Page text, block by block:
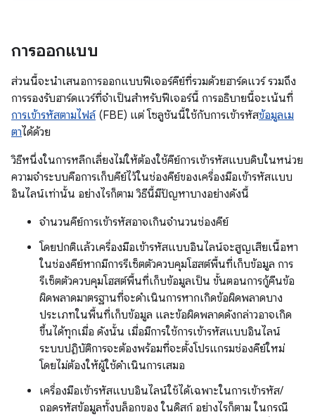
การออกแบบ
ส่วนนี้จะนำเสนอการออกแบบฟีเจอร์คีย์ที่รวมด้วยฮาร์ดแวร์ รวมถึง
การรองรับฮาร์ดแวร์ที่จำเป็นสำหรับฟีเจอร์นี้ การอธิบายนี้จะเน้นที่
การเข้ารหัสตามไฟล์(FBE) แต่ โซลูชันนี้ใช้กับการเข้ารหัสข้อมูลเม
ตาได้ด้วย
วิธีหนึ่งในการหลีกเลี่ยงไม่ให้ต้องใช้คีย์การเข้ารหัสแบบดิบในหน่วย
ความจำระบบคือการเก็บคีย์ไว้ในช่องคีย์ของเครื่องมือเข้ารหัสแบบ
อินไลน์เท่านั้น อย่างไรก็ตาม วิธีนี้มีปัญหาบางอย่างดังนี้
จำนวนคีย์การเข้ารหัสอาจเกินจำนวนช่องคีย์
โดยปกติแล้วเครื่องมือเข้ารหัสแบบอินไลน์จะสูญเสียเนื้อหา
ในช่องคีย์หากมีการรีเซ็ตตัวควบคุมโฮสต์พื้นที่เก็บข้อมูล การ
รีเซ็ตตัวควบคุมโฮสต์พื้นที่เก็บข้อมูลเป็น ขั้นตอนการกู้คืนข้อ
ผิดพลาดมาตรฐานที่จะดำเนินการหากเกิดข้อผิดพลาดบาง
ประเภทในพื้นที่เก็บข้อมูล และข้อผิดพลาดดังกล่าวอาจเกิด
ขึ้นได้ทุกเมื่อ ดังนั้น เมื่อมีการใช้การเข้ารหัสแบบอินไลน์
ระบบปฏิบัติการจะต้องพร้อมที่จะตั้งโปรแกรมช่องคีย์ใหม่
โดยไม่ต้องให้ผู้ใช้ดำเนินการเสมอ
เครื่องมือเข้ารหัสแบบอินไลน์ใช้ได้เฉพาะในการเข้ารหัส/
ถอดรหัสข้อมูลทั้งบล็อกของ ในดิสก์ อย่างไรก็ตาม ในกรณี